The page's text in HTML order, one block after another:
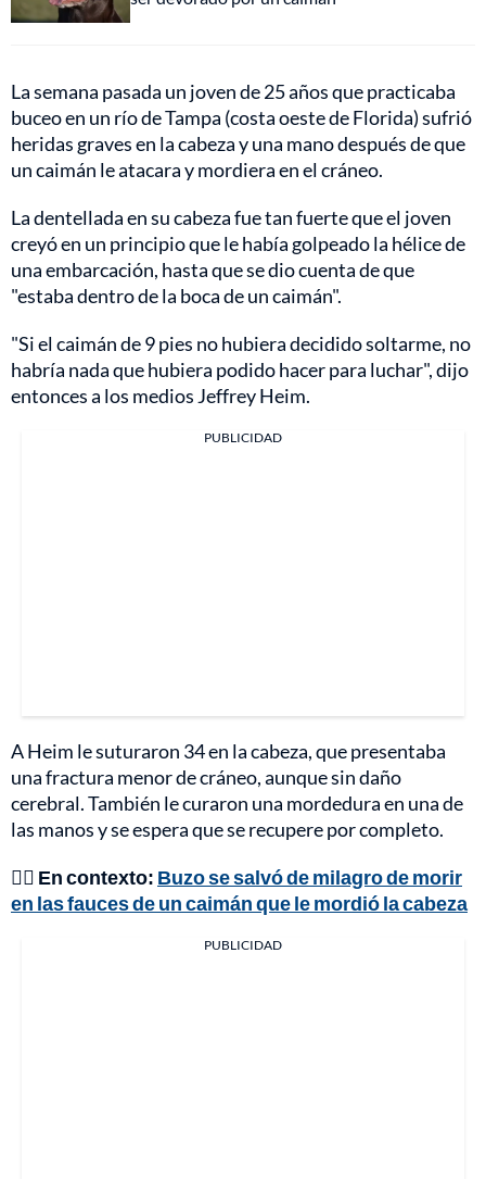
La semana pasada un joven de 25 años que practicaba
buceo en un río de Tampa (costa oeste de Florida) sufrió
heridas graves en la cabeza y una mano después de que
un caimán le atacara y mordiera en el cráneo.
La dentellada en su cabeza fue tan fuerte que el joven
creyó en un principio que le había golpeado la hélice de
una embarcación, hasta que se dio cuenta de que
"estaba dentro de la boca de un caimán".
"Si el caimán de 9 pies no hubiera decidido soltarme, no
habría nada que hubiera podido hacer para luchar", dijo
entonces a los medios Jeffrey Heim.
PUBLICIDAD
A Heim le suturaron 34 en la cabeza, que presentaba
una fractura menor de cráneo, aunque sin daño
cerebral. También le curaron una mordedura en una de
las manos y se espera que se recupere por completo.
👉🏼 En contexto: Buzo se salvó de milagro de morir
en las fauces de un caimán que le mordió la cabeza
PUBLICIDAD